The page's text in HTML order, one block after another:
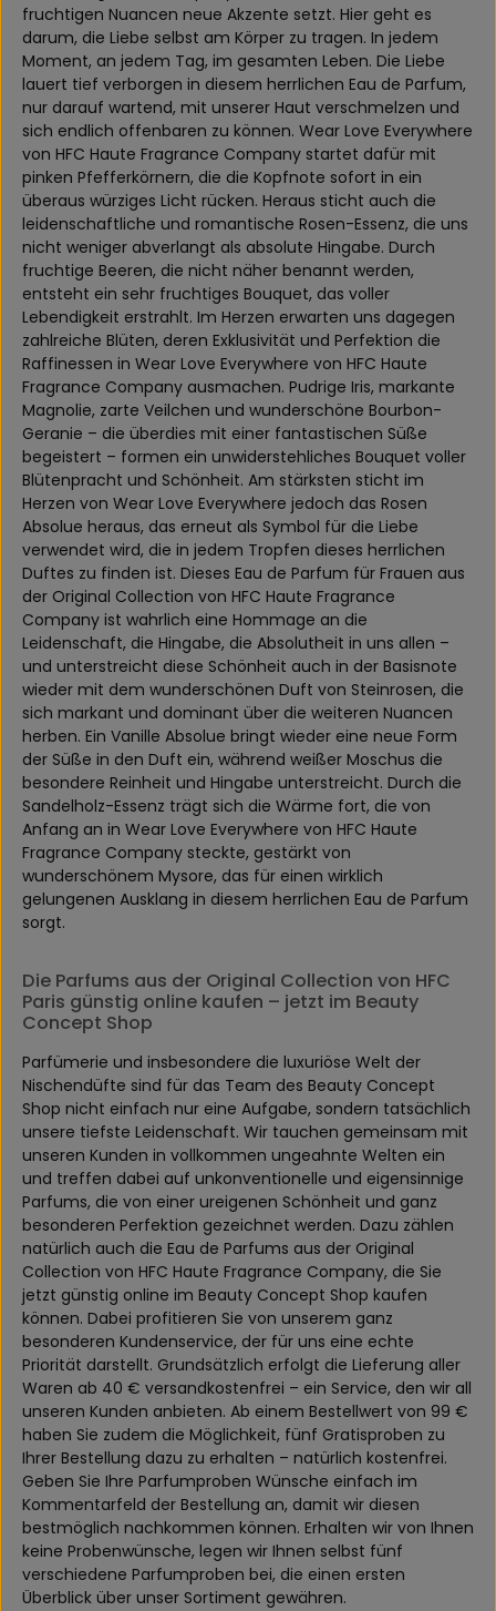
fruchtigen Nuancen neue Akzente setzt. Hier geht es
darum, die Liebe selbst am Körper zu tragen. In jedem
Moment, an jedem Tag, im gesamten Leben. Die Liebe
lauert tief verborgen in diesem herrlichen Eau de Parfum,
nur darauf wartend, mit unserer Haut verschmelzen und
sich endlich offenbaren zu können. Wear Love Everywhere
von HFC Haute Fragrance Company startet dafür mit
pinken Pfefferkörnern, die die Kopfnote sofort in ein
überaus würziges Licht rücken. Heraus sticht auch die
leidenschaftliche und romantische Rosen-Essenz, die uns
nicht weniger abverlangt als absolute Hingabe. Durch
fruchtige Beeren, die nicht näher benannt werden,
entsteht ein sehr fruchtiges Bouquet, das voller
Lebendigkeit erstrahlt. Im Herzen erwarten uns dagegen
zahlreiche Blüten, deren Exklusivität und Perfektion die
Raffinessen in Wear Love Everywhere von HFC Haute
Fragrance Company ausmachen. Pudrige Iris, markante
Magnolie, zarte Veilchen und wunderschöne Bourbon-
Geranie – die überdies mit einer fantastischen Süße
begeistert – formen ein unwiderstehliches Bouquet voller
Blütenpracht und Schönheit. Am stärksten sticht im
Herzen von Wear Love Everywhere jedoch das Rosen
Absolue heraus, das erneut als Symbol für die Liebe
verwendet wird, die in jedem Tropfen dieses herrlichen
Duftes zu finden ist. Dieses Eau de Parfum für Frauen aus
der Original Collection von HFC Haute Fragrance
Company ist wahrlich eine Hommage an die
Leidenschaft, die Hingabe, die Absolutheit in uns allen –
und unterstreicht diese Schönheit auch in der Basisnote
wieder mit dem wunderschönen Duft von Steinrosen, die
sich markant und dominant über die weiteren Nuancen
herben. Ein Vanille Absolue bringt wieder eine neue Form
der Süße in den Duft ein, während weißer Moschus die
besondere Reinheit und Hingabe unterstreicht. Durch die
Sandelholz-Essenz trägt sich die Wärme fort, die von
Anfang an in Wear Love Everywhere von HFC Haute
Fragrance Company steckte, gestärkt von
wunderschönem Mysore, das für einen wirklich
gelungenen Ausklang in diesem herrlichen Eau de Parfum
sorgt.
Die Parfums aus der Original Collection von HFC
Paris günstig online kaufen – jetzt im Beauty
Concept Shop
Parfümerie und insbesondere die luxuriöse Welt der
Nischendüfte sind für das Team des Beauty Concept
Shop nicht einfach nur eine Aufgabe, sondern tatsächlich
unsere tiefste Leidenschaft. Wir tauchen gemeinsam mit
unseren Kunden in vollkommen ungeahnte Welten ein
und treffen dabei auf unkonventionelle und eigensinnige
Parfums, die von einer ureigenen Schönheit und ganz
besonderen Perfektion gezeichnet werden. Dazu zählen
natürlich auch die Eau de Parfums aus der Original
Collection von HFC Haute Fragrance Company, die Sie
jetzt günstig online im Beauty Concept Shop kaufen
können. Dabei profitieren Sie von unserem ganz
besonderen Kundenservice, der für uns eine echte
Priorität darstellt. Grundsätzlich erfolgt die Lieferung aller
Waren ab 40 € versandkostenfrei – ein Service, den wir all
unseren Kunden anbieten. Ab einem Bestellwert von 99 €
haben Sie zudem die Möglichkeit, fünf Gratisproben zu
Ihrer Bestellung dazu zu erhalten – natürlich kostenfrei.
Geben Sie Ihre Parfumproben Wünsche einfach im
Kommentarfeld der Bestellung an, damit wir diesen
bestmöglich nachkommen können. Erhalten wir von Ihnen
keine Probenwünsche, legen wir Ihnen selbst fünf
verschiedene Parfumproben bei, die einen ersten
Überblick über unser Sortiment gewähren.